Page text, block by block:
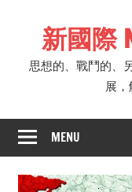
新國際
思想的、戰鬥的、
展，
MENU